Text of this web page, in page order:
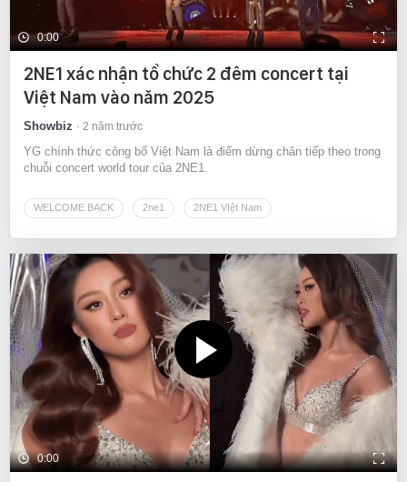
0:00
2NE1 xác nhận tổ chức 2 đêm concert tại
Việt Nam vào năm 2025
Showbiz 2 năm trước
YG chính thức công bố Việt Nam là điểm dừng chân tiếp theo trong
chuỗi concert world tour của 2NE1.
WELCOME BACK 2ne1 2NE1 VIệt Nam
0:00